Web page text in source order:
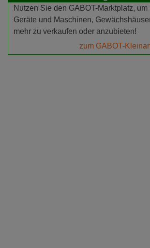
Nutzen Sie den GABOT-Marktplatz, um
Geräte und Maschinen,
mehr zu verkaufen oder anzubieten!
zum GABOT-